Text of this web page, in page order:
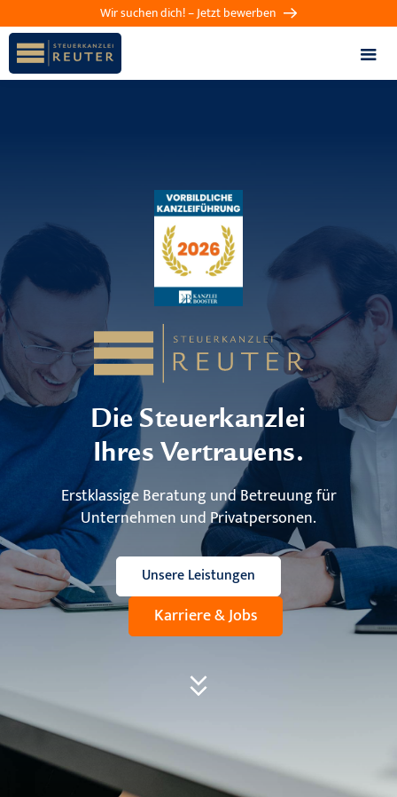
Wir suchen dich! – Jetzt bewerben
Die Steuerkanzlei
Ihres Vertrauens.
Erstklassige Beratung und Betreuung für
Unternehmen und Privatpersonen.
Unsere Leistungen
Karriere & Jobs